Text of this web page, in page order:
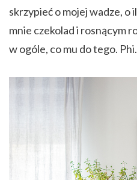
skrzypieć o mojej wadze, o
mnie czekolad i rosnącym
w ogóle, co mu do tego. Phi.